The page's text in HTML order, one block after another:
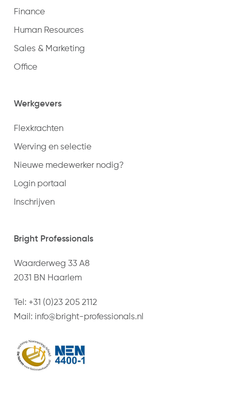
Finance
Human Resources
Sales & Marketing
Office
Werkgevers
Flexkrachten
Werving en selectie
Nieuwe medewerker nodig?
Login portaal
Inschrijven
Bright Professionals
Waarderweg 33 A8
2031 BN Haarlem
Tel: +31 (0)23 205 2112
Mail: info@bright-professionals.nl